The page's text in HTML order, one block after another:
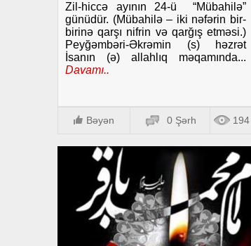
Zil-hiccə ayının 24-ü “Mübahilə”
günüdür. (Mübahilə – iki nəfərin bir-
birinə qarşı nifrin və qarğış etməsi.)
Peyğəmbəri-Əkrəmin (s) həzrət
İsanın (ə) allahlıq məqamında...
Davamı..
Bəyən 0 Şərh 194